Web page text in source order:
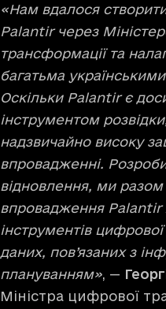
«Нам вдалося
Palantir через
трансформації та
багатьма
Оскільки Palantir є
інструментом
надзвичайно високу
впровадженні.
відновлення, ми
впровадження Palantir
інструментів
даних, пов’язаних з
плануванням», —
Міністра цифрової